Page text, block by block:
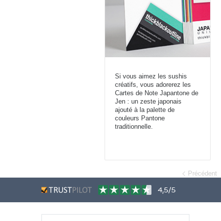
Si vous aimez les sushis
créatifs, vous adorerez les
Cartes de Note Japantone de
Jen : un zeste japonais
ajouté à la palette de
couleurs Pantone
traditionnelle.
Précédent
4,5/5